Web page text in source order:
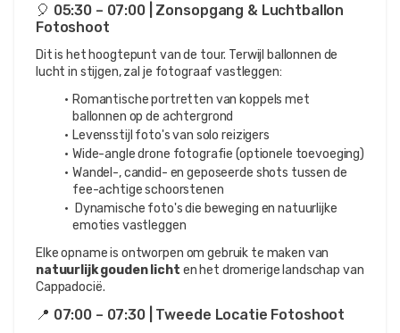
🎈 05:30 – 07:00 | Zonsopgang & Luchtballon
Fotoshoot
Dit is het hoogtepunt van de tour. Terwijl ballonnen de
lucht in stijgen, zal je fotograaf vastleggen:
Romantische portretten van koppels met
ballonnen op de achtergrond
Levensstijl foto's van solo reizigers
Wide-angle drone fotografie (optionele toevoeging)
Wandel-, candid- en geposeerde shots tussen de
fee-achtige schoorstenen
Dynamische foto's die beweging en natuurlijke
emoties vastleggen
natuurlijk gouden licht en het dromerige landschap van
Cappadocië.
📍 07:00 – 07:30 | Tweede Locatie Fotoshoot